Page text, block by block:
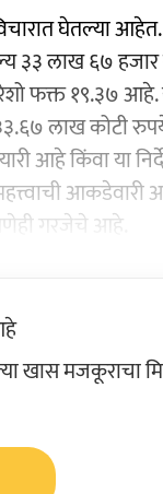
घेतल्या आहेत.
३३ लाख ६७
फक्त १९.३७ आहे.
लाख कोटी
आहे किंवा या
गरजेचे आहे.
खास मजकूराचा